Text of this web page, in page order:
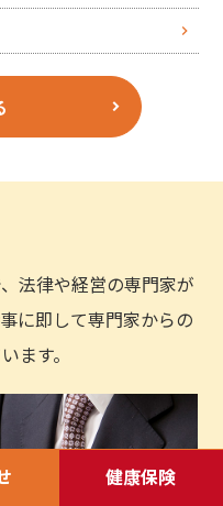
健康保険
法律や経営の専門家が
に即して専門家からの
ます。